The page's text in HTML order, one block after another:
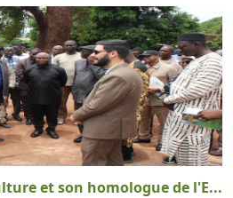
et son homologue de l'E...